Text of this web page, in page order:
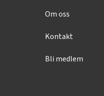
Om oss
Kontakt
Bli medlem